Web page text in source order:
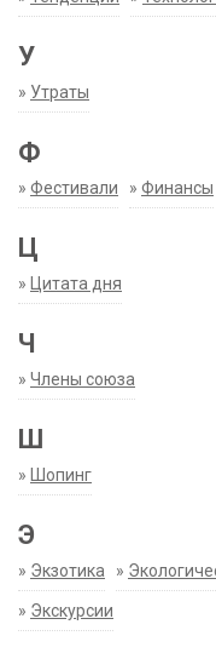
У
» Утраты
Ф
» Фестивали » Финансы
Ц
» Цитата дня
Ч
» Члены союза
Ш
» Шопинг
Э
» Экзотика »
» Экскурсии